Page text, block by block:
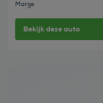
Marge
Bekijk deze auto